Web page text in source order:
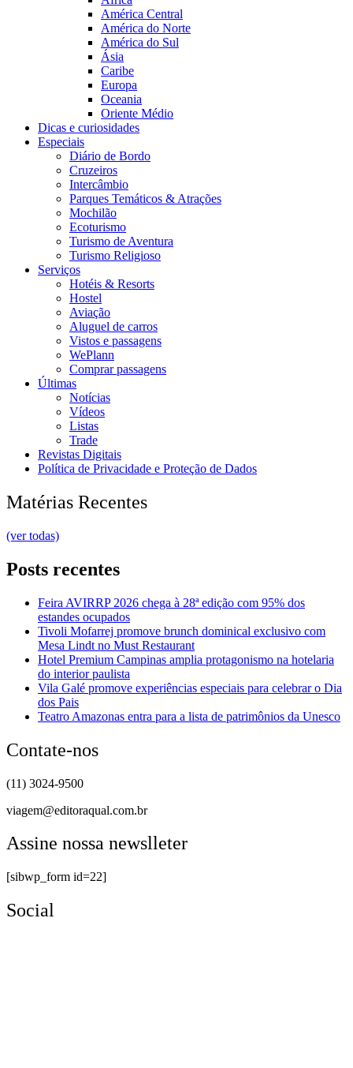
América Central
América do Norte
América do Sul
Ásia
Caribe
Europa
Oceania
Oriente Médio
Dicas e curiosidades
Especiais
Diário de Bordo
Cruzeiros
Intercâmbio
Parques Temáticos & Atrações
Mochilão
Ecoturismo
Turismo de Aventura
Turismo Religioso
Serviços
Hotéis & Resorts
Hostel
Aviação
Aluguel de carros
Vistos e passagens
WePlann
Comprar passagens
Últimas
Notícias
Vídeos
Listas
Trade
Revistas Digitais
Política de Privacidade e Proteção de Dados
Matérias Recentes
(ver todas)
Posts recentes
Feira AVIRRP 2026 chega à 28ª edição com 95% dos
estandes ocupados
Tivoli Mofarrej promove brunch dominical exclusivo com
Mesa Lindt no Must Restaurant
Hotel Premium Campinas amplia protagonismo na hotelaria
do interior paulista
Vila Galé promove experiências especiais para celebrar o Dia
dos Pais
Teatro Amazonas entra para a lista de patrimônios da Unesco
Contate-nos
(11) 3024-9500
viagem@editoraqual.com.br
Assine nossa newslleter
[sibwp_form id=22]
Social